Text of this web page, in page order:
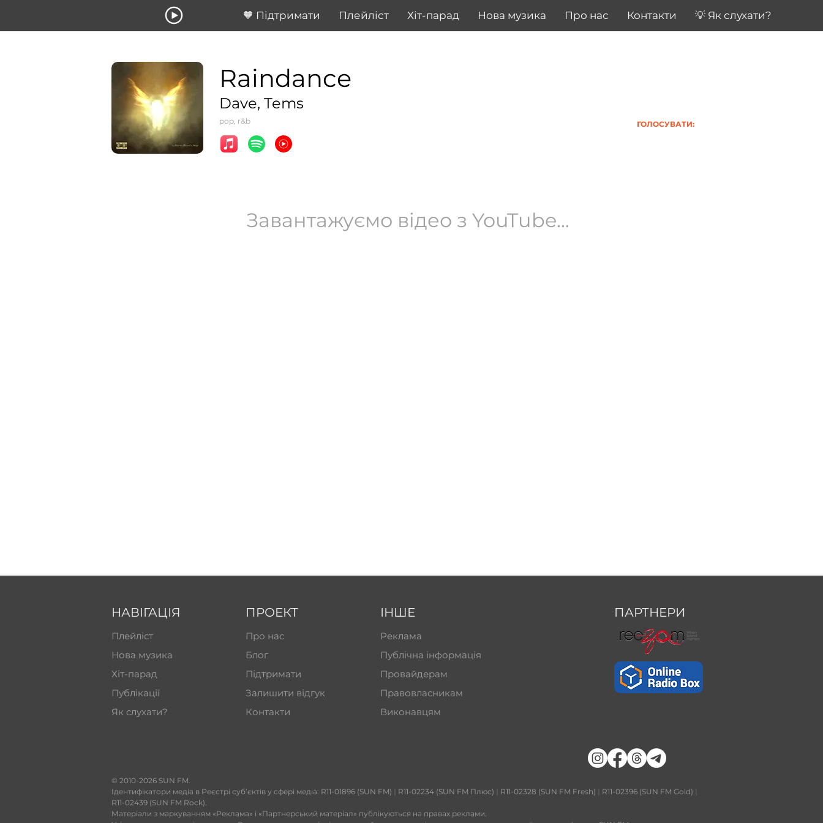
🧡 Підтримати Плейліст Хіт-парад Нова музика Про нас Контакти 💡 Як слухати?
Raindance
Dave, Tems
pop, r&b
Завантажуємо відео з YouTube...
ГОЛОСУВАТИ:
НАВІГАЦІЯ
Плейліст
Нова музика
Хіт-парад
Публікації
Як слухати?
ПРОЕКТ
Про нас
Блог
Підтримати
Залишити відгук
Контакти
ІНШЕ
Реклама
Публічна інформація
Провайдерам
Правовласникам
Виконавцям
ПАРТНЕРИ
​© 2010-2026 SUN FM.
Ідентифікатори медіа в Реєстрі суб’єктів у сфері медіа: R11-01896 (SUN FM) | R11-02234 (SUN FM Плюс) | R11-02328 (SUN FM Fresh) | R11-02396 (SUN FM Gold) |
R11-02439 (SUN FM Rock).
Матеріали з маркуванням «Реклама» і «Партнерський матеріал» публікуються на правах реклами.